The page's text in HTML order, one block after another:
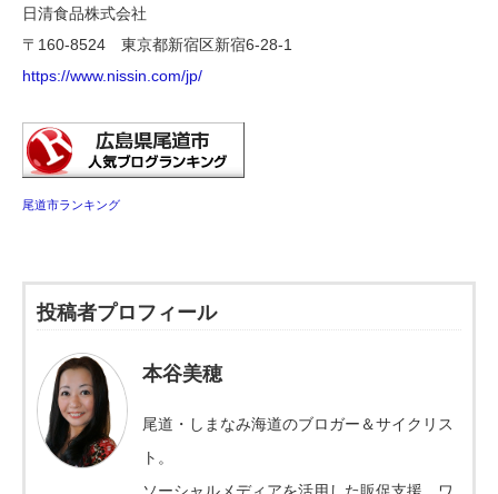
日清食品株式会社
〒160-8524 東京都新宿区新宿6-28-1
https://www.nissin.com/jp/
尾道市ランキング
投稿者プロフィール
本谷美穂
尾道・しまなみ海道のブロガー＆サイクリス
ト。
ソーシャルメディアを活用した販促支援、ワ